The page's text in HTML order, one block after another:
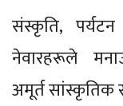
संस्कृति,
नेवारहरूले
अमूर्त सांस्कृतिक